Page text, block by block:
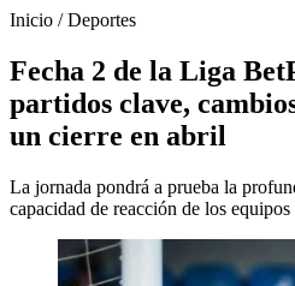
Inicio /Deportes
Fecha 2 de la Liga
partidos clave,
un cierre en abril
La jornada pondrá a prueba la
capacidad de reacción de los